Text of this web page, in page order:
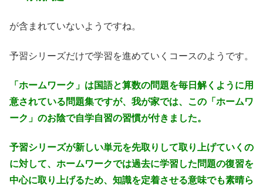
が含まれていないようですね。
予習シリーズだけで学習を進めていくコースのようです。
「ホームワーク」は国語と算数の問題を毎日解くように用
意されている問題集ですが、我が家では、この「ホームワ
ーク」のお陰で自学自習の習慣が付きました。
予習シリーズが新しい単元を先取りして取り上げていくの
に対して、ホームワークでは過去に学習した問題の復習を
中心に取り上げるため、知識を定着させる意味でも素晴ら